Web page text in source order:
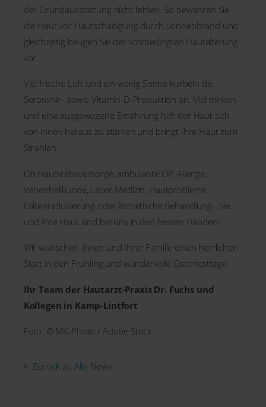
der Grundausstattung nicht fehlen. So bewahren Sie
die Haut vor Hautschädigung durch Sonnenbrand und
gleichzeitig beugen Sie der lichtbedingten Hautalterung
vor.
Viel frische Luft und ein wenig Sonne kurbeln die
Serotonin- sowie Vitamin-D-Produktion an. Viel trinken
und eine ausgewogene Ernährung hilft der Haut sich
von innen heraus zu stärken und bringt Ihre Haut zum
Strahlen.
Ob Hautkrebsvorsorge, ambulante OP, Allergie,
Venenheilkunde, Laser-Medizin, Hautprobleme,
Faltenreduzierung oder ästhetische Behandlung - Sie
und Ihre Haut sind bei uns in den besten Händen!
Wir wünschen Ihnen und Ihrer Familie einen herrlichen
Start in den Frühling und wundervolle Osterfesttage!
Ihr Team der Hautarzt-Praxis Dr. Fuchs und
Kollegen in Kamp-Lintfort
Foto: © MK-Photo / Adobe Stock
Zurück zu Alle News